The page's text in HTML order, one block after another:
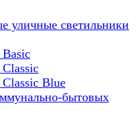
уличные светильники
Blue
бытовых